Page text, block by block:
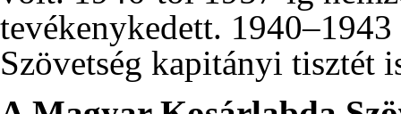
tevékenykedett. 1940–1943
Szövetség kapitányi tisztét